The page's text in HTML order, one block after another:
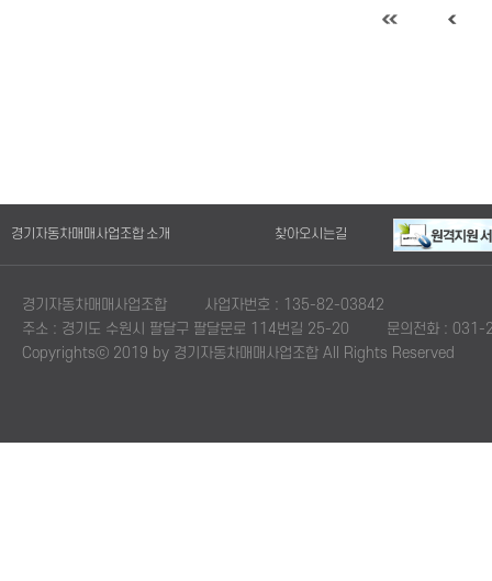
경기자동차매매사업조합 소개 찾아오시는길
경기자동차매매사업조합
사업자번호 : 135-82-03842
주소 : 경기도 수원시 팔달구 팔달문로 114번길 25-20
문의전화 :
Copyrightsⓒ 2019 by 경기자동차매매사업조합 All Rights Reserved